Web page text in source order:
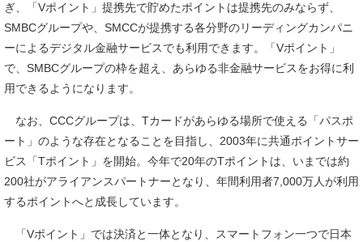
ぎ、「Vポイント」提携先で貯めたポイントは提携先のみならず、
SMBCグループや、SMCCが提携する各分野のリーディングカンパニ
ーによるデジタル金融サービスでも利用できます。「Vポイント」
で、SMBCグループの枠を超え、あらゆる非金融サービスをお得に利
用できるようになります。
なお、CCCグループは、Tカードがあらゆる場所で使える「パスポ
ート」のような存在となることを目指し、2003年に共通ポイントサー
ビス「Tポイント」を開始。今年で20年のTポイントは、いまでは約
200社がアライアンスパートナーとなり、年間利用者7,000万人が利用
するポイントへと成長しています。
「Vポイント」では決済と一体となり、スマートフォン一つで日本